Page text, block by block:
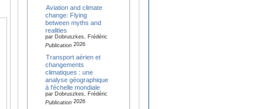
Aviation and climate
change: Flying
between myths and
realities
par Dobruszkes, Frédéric
Publication2026
Transport aérien et
changements
climatiques : une
analyse géographique
à l'échelle mondiale
par Dobruszkes, Frédéric
Publication2026